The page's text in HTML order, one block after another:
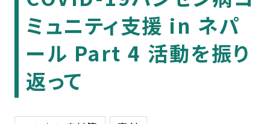
ミュニティ支援 in ネパ
ール Part 4 活動を振り
返って